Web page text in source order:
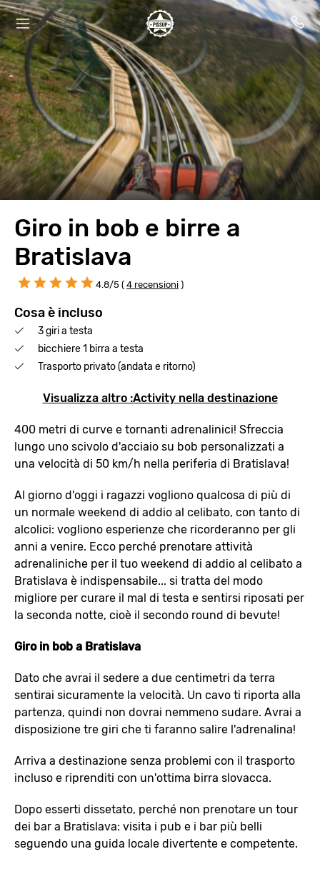
Giro in bob e birre a
Bratislava
4.8/5 ( 4 recensioni )
Cosa è incluso
3 giri a testa
bicchiere 1 birra a testa
Trasporto privato (andata e ritorno)
Visualizza altro :Activity nella destinazione
400 metri di curve e tornanti adrenalinici! Sfreccia
lungo uno scivolo d'acciaio su bob personalizzati a
una velocità di 50 km/h nella periferia di Bratislava!
Al giorno d'oggi i ragazzi vogliono qualcosa di più di
un normale weekend di addio al celibato, con tanto di
alcolici: vogliono esperienze che ricorderanno per gli
anni a venire. Ecco perché prenotare attività
adrenaliniche per il tuo weekend di addio al celibato a
Bratislava è indispensabile... si tratta del modo
migliore per curare il mal di testa e sentirsi riposati per
la seconda notte, cioè il secondo round di bevute!
Giro in bob a Bratislava
Dato che avrai il sedere a due centimetri da terra
sentirai sicuramente la velocità. Un cavo ti riporta alla
partenza, quindi non dovrai nemmeno sudare. Avrai a
disposizione tre giri che ti faranno salire l'adrenalina!
Arriva a destinazione senza problemi con il trasporto
incluso e riprenditi con un'ottima birra slovacca.
Dopo esserti dissetato, perché non prenotare un tour
dei bar a Bratislava: visita i pub e i bar più belli
seguendo una guida locale divertente e competente.